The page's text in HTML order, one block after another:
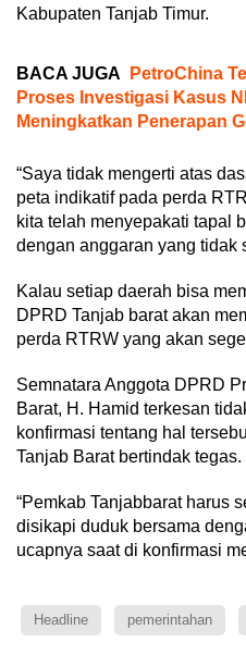
Kabupaten Tanjab Timur.
BACA JUGA
PetroChina
Proses Investigasi Kasus
Meningkatkan Penerapan
“Saya tidak mengerti atas
peta indikatif pada perda
kita telah menyepakati tapal
dengan anggaran yang tidak
Kalau setiap daerah bisa
DPRD Tanjab barat akan
perda RTRW yang akan
Semnatara Anggota DPRD
Barat, H. Hamid terkesan
konfirmasi tentang hal
Tanjab Barat bertindak tegas.
“Pemkab Tanjabbarat harus
disikapi duduk bersama
ucapnya saat di konfirmasi
Headline pemerintahan